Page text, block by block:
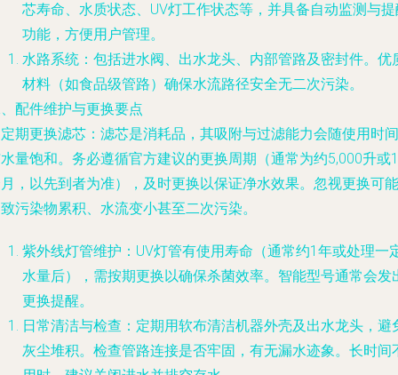
芯寿命、水质状态、UV灯工作状态等，并具备自动监测与
功能，方便用户管理。
水路系统 ：包括进水阀、出水龙头、内部管路及密封件。优
材料（如食品级管路）确保水流路径安全无二次污染。
配件维护与更换要点
定期更换滤芯 ：滤芯是消耗品，其吸附与过滤能力会随使用时间
量饱和。务必遵循官方建议的更换周期（通常为约5,000升或
，以先到者为准），及时更换以保证净水效果。忽视更换可能
污染物累积、水流变小甚至二次污染。
紫外线灯管维护 ：UV灯管有使用寿命（通常约1年或处理一
水量后），需按期更换以确保杀菌效率。智能型号通常会发
更换提醒。
日常清洁与检查 ：定期用软布清洁机器外壳及出水龙头，避
灰尘堆积。检查管路连接是否牢固，有无漏水迹象。长时间